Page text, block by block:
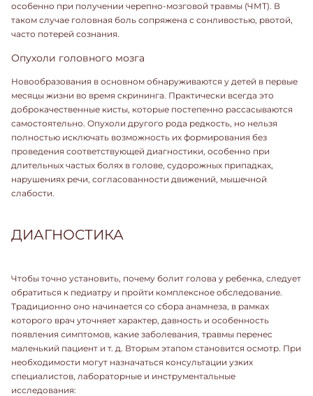
особенно при получении черепно-мозговой травмы (ЧМТ). В
таком случае головная боль сопряжена с сонливостью, рвотой,
часто потерей сознания.
Опухоли головного мозга
Новообразования в основном обнаруживаются у детей в первые
месяцы жизни во время скрининга. Практически всегда это
доброкачественные кисты, которые постепенно рассасываются
самостоятельно. Опухоли другого рода редкость, но нельзя
полностью исключать возможность их формирования без
проведения соответствующей диагностики, особенно при
длительных частых болях в голове, судорожных припадках,
нарушениях речи, согласованности движений, мышечной
слабости.
ДИАГНОСТИКА
Чтобы точно установить, почему болит голова у ребенка, следует
обратиться к педиатру и пройти комплексное обследование.
Традиционно оно начинается со сбора анамнеза, в рамках
которого врач уточняет характер, давность и особенность
появления симптомов, какие заболевания, травмы перенес
маленький пациент и т. д. Вторым этапом становится осмотр. При
необходимости могут назначаться консультации узких
специалистов, лабораторные и инструментальные
исследования: